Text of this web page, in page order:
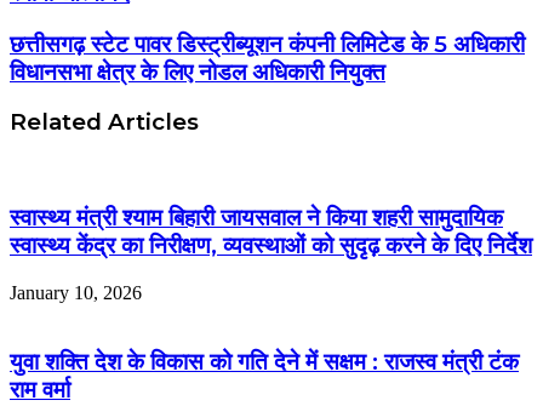
छत्तीसगढ़ स्टेट पावर डिस्ट्रीब्यूशन कंपनी लिमिटेड के 5 अधिकारी
विधानसभा क्षेत्र के लिए नोडल अधिकारी नियुक्त
Related Articles
स्वास्थ्य मंत्री श्याम बिहारी जायसवाल ने किया शहरी सामुदायिक
स्वास्थ्य केंद्र का निरीक्षण, व्यवस्थाओं को सुदृढ़ करने के दिए निर्देश
January 10, 2026
युवा शक्ति देश के विकास को गति देने में सक्षम : राजस्व मंत्री टंक
राम वर्मा